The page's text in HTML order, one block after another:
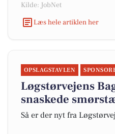
Kilde: JobNet
Læs hele artiklen her
OPSLAGSTAVLEN
Løgstørvejens
snaskede
Så er der nyt fra